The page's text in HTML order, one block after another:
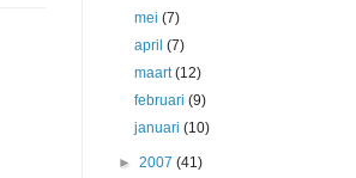
mei(7)
april(7)
maart(12)
februari(9)
januari(10)
► 2007 (41)